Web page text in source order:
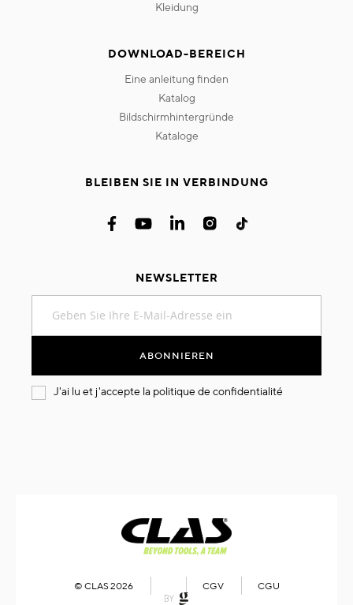
kleidung
DOWNLOAD-BEREICH
eine anleitung finden
katalog
bildschirmhintergründe
kataloge
BLEIBEN SIE IN VERBINDUNG
NEWSLETTER
sich
an:
ABONNIEREN
J'ai lu et j'accepte la politique de confidentialité
© CLAS 2026 CGV CGU